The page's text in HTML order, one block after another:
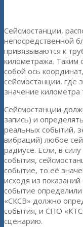
Сейсмостанции,
непосредственной
привязываются к
километража. Таким
собой ось
сейсмостанции, где
значение километра
Сейсмостанции
запись) и
реальных событий,
вибраций) любое
радиусе. Если, в
события,
событие, то её
исходя из
событие
«СКСВ» должно
события, и СПО
сценарию.